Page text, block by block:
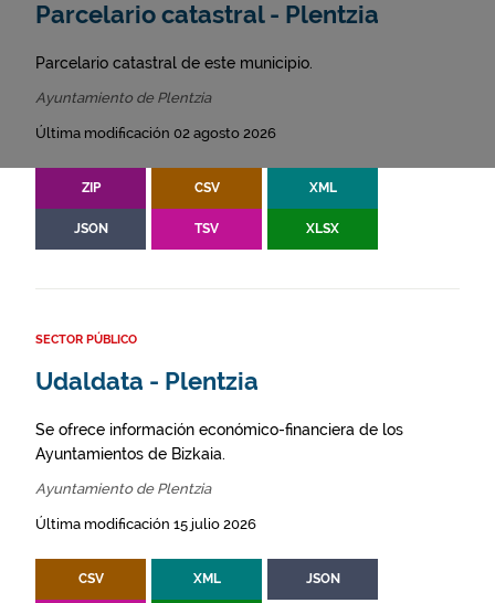
Parcelario catastral - Plentzia
Parcelario catastral de este municipio.
Ayuntamiento de Plentzia
Última modificación 02 agosto 2026
ZIP CSV XML
JSON TSV XLSX
SECTOR PÚBLICO
Udaldata - Plentzia
Se ofrece información económico-financiera de los
Ayuntamientos de Bizkaia.
Ayuntamiento de Plentzia
Última modificación 15 julio 2026
CSV XML JSON